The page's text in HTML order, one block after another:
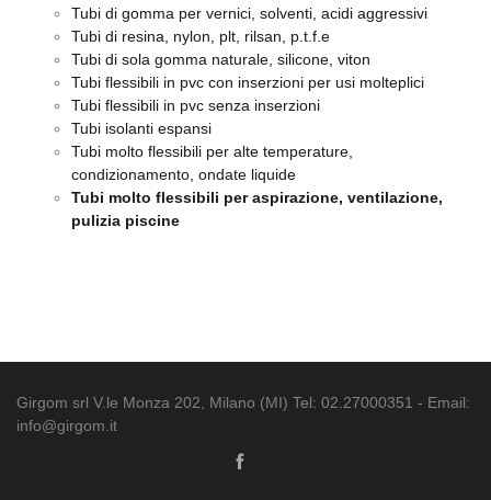
Tubi di gomma per vernici, solventi, acidi aggressivi
Tubi di resina, nylon, plt, rilsan, p.t.f.e
Tubi di sola gomma naturale, silicone, viton
Tubi flessibili in pvc con inserzioni per usi molteplici
Tubi flessibili in pvc senza inserzioni
Tubi isolanti espansi
Tubi molto flessibili per alte temperature,
condizionamento, ondate liquide
Tubi molto flessibili per aspirazione, ventilazione,
pulizia piscine
Girgom srl V.le Monza 202, Milano (MI) Tel: 02.27000351 - Email:
info@girgom.it